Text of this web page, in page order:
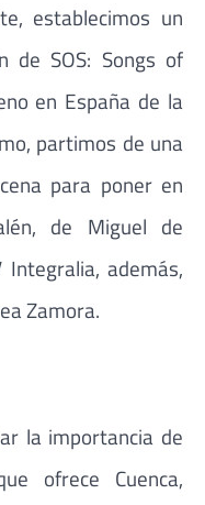
establecimos un
de SOS: Songs of
en España de la
partimos de una
para poner en
de Miguel de
Integralia, además,
Zamora.
la importancia de
ofrece Cuenca,